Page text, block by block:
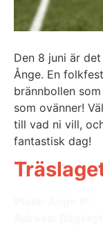
Den 8 juni är
Ånge. En
brännbollen
som ovänner!
till vad ni vill,
fantastisk dag!